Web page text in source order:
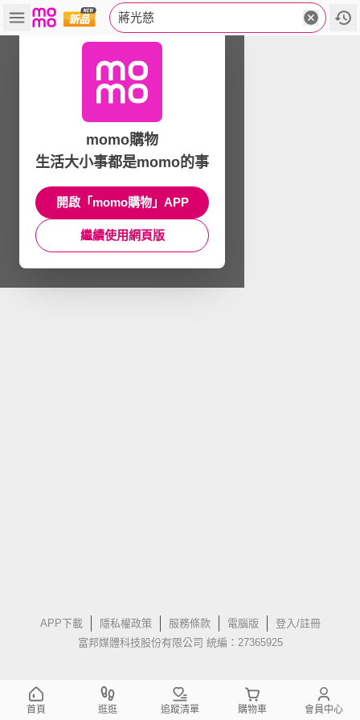
蔣光慈
APP下載 隱私權政策 服務條款 電腦版
登入/註冊
富邦媒體科技股份有限公司 統編：27365925
momo購物
生活大小事都是momo的事
開啟「momo購物」APP
繼續使用網頁版
首頁 逛逛 追蹤清單 購物車 會員中心